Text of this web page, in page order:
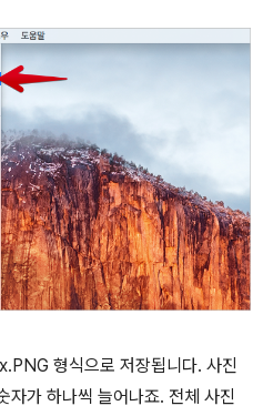
형식으로 저장됩니다. 사진
가 하나씩 늘어나죠. 전체 사진